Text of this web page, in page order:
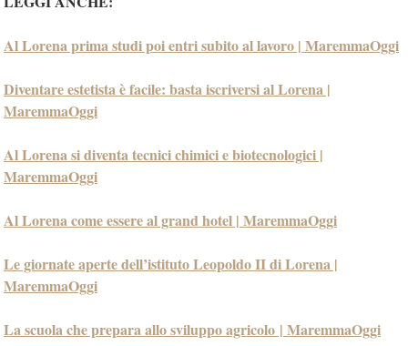
Al Lorena prima studi poi entri subito al lavoro | MaremmaOggi
Diventare estetista è facile: basta iscriversi al Lorena |
MaremmaOggi
Al Lorena si diventa tecnici chimici e biotecnologici |
MaremmaOggi
Al Lorena come essere al grand hotel | MaremmaOggi
Le giornate aperte dell’istituto Leopoldo II di Lorena |
MaremmaOggi
La scuola che prepara allo sviluppo agricolo | MaremmaOggi